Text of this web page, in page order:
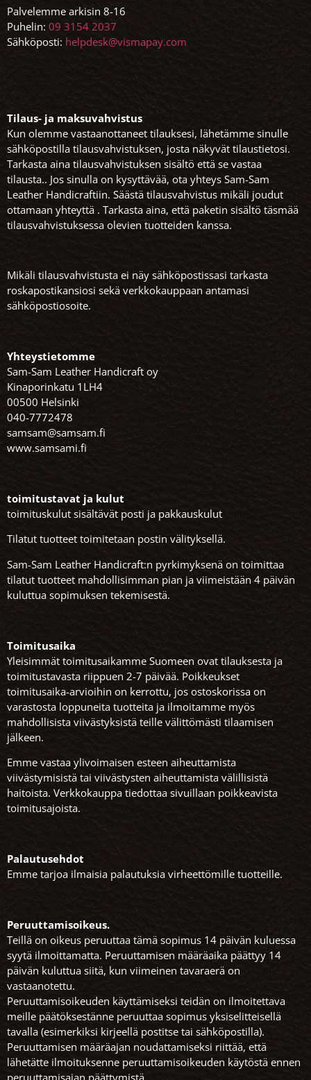
Palvelemme arkisin 8-16
Puhelin: 09 3154 2037
Sähköposti: helpdesk@vismapay.com
Tilaus- ja maksuvahvistus
Kun olemme vastaanottaneet tilauksesi, lähetämme sinulle
sähköpostilla tilausvahvistuksen, josta näkyvät tilaustietosi.
Tarkasta aina tilausvahvistuksen sisältö että se vastaa
tilausta.. Jos sinulla on kysyttävää, ota yhteys Sam-Sam
Leather Handicraftiin. Säästä tilausvahvistus mikäli joudut
ottamaan yhteyttä . Tarkasta aina, että paketin sisältö täsmää
tilausvahvistuksessa olevien tuotteiden kanssa.
Mikäli tilausvahvistusta ei näy sähköpostissasi tarkasta
roskapostikansiosi sekä verkkokauppaan antamasi
sähköpostiosoite.
Yhteystietomme
Sam-Sam Leather Handicraft oy
Kinaporinkatu 1LH4
00500 Helsinki
040-7772478
samsam@samsam.fi
www.samsami.fi
toimitustavat ja kulut
toimituskulut sisältävät posti ja pakkauskulut
Tilatut tuotteet toimitetaan postin välityksellä.
Sam-Sam Leather Handicraft:n pyrkimyksenä on toimittaa
tilatut tuotteet mahdollisimman pian ja viimeistään 4 päivän
kuluttua sopimuksen tekemisestä.
Toimitusaika
Yleisimmät toimitusaikamme Suomeen ovat tilauksesta ja
toimitustavasta riippuen 2-7 päivää. Poikkeukset
toimitusaika-arvioihin on kerrottu, jos ostoskorissa on
varastosta loppuneita tuotteita ja ilmoitamme myös
mahdollisista viivästyksistä teille välittömästi tilaamisen
jälkeen.
Emme vastaa ylivoimaisen esteen aiheuttamista
viivästymisistä tai viivästysten aiheuttamista välillisistä
haitoista. Verkkokauppa tiedottaa sivuillaan poikkeavista
toimitusajoista.
Palautusehdot
Emme tarjoa ilmaisia palautuksia virheettömille tuotteille.
Peruuttamisoikeus.
Teillä on oikeus peruuttaa tämä sopimus 14 päivän kuluessa
syytä ilmoittamatta. Peruuttamisen määräaika päättyy 14
päivän kuluttua siitä, kun viimeinen tavaraerä on
vastaanotettu.
Peruuttamisoikeuden käyttämiseksi teidän on ilmoitettava
meille päätöksestänne peruuttaa sopimus yksiselitteisellä
tavalla (esimerkiksi kirjeellä postitse tai sähköpostilla).
Peruuttamisen määräajan noudattamiseksi riittää, että
lähetätte ilmoituksenne peruuttamisoikeuden käytöstä ennen
peruuttamisajan päättymistä.